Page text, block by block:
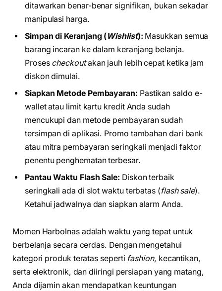
ditawarkan benar-benar signifikan, bukan sekadar
manipulasi harga.
Simpan di Keranjang (Wishlist): Masukkan semua
barang incaran ke dalam keranjang belanja.
Proses checkoutakan jauh lebih cepat ketika jam
diskon dimulai.
Siapkan Metode Pembayaran: Pastikan saldo e-
wallet atau limit kartu kredit Anda sudah
mencukupi dan metode pembayaran sudah
tersimpan di aplikasi. Promo tambahan dari bank
atau mitra pembayaran seringkali menjadi faktor
penentu penghematan terbesar.
Pantau Waktu Flash Sale: Diskon terbaik
seringkali ada di slot waktu terbatas (flash sale).
Ketahui jadwalnya dan siapkan alarm Anda.
Momen Harbolnas adalah waktu yang tepat untuk
berbelanja secara cerdas. Dengan mengetahui
kategori produk teratas seperti fashion, kecantikan,
serta elektronik, dan diiringi persiapan yang matang,
Anda dijamin akan mendapatkan keuntungan